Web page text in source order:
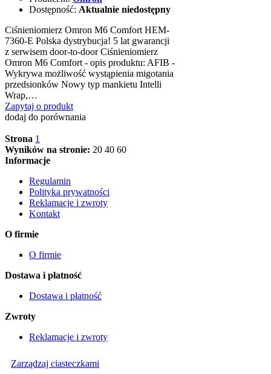
Dostępność: Aktualnie niedostępny
Ciśnieniomierz Omron M6 Comfort HEM-
7360-E Polska dystrybucja! 5 lat gwarancji
z serwisem door-to-door Ciśnieniomierz
Omron M6 Comfort - opis produktu: AFIB -
Wykrywa możliwość wystąpienia migotania
przedsionków Nowy typ mankietu Intelli
Wrap,…
Zapytaj o produkt
dodaj do porównania
Strona 1
Wyników na stronie: 20 40 60
Informacje
Regulamin
Polityka prywatności
Reklamacje i zwroty
Kontakt
O firmie
O firmie
Dostawa i płatność
Dostawa i płatność
Zwroty
Reklamacje i zwroty
Zarządzaj ciasteczkami